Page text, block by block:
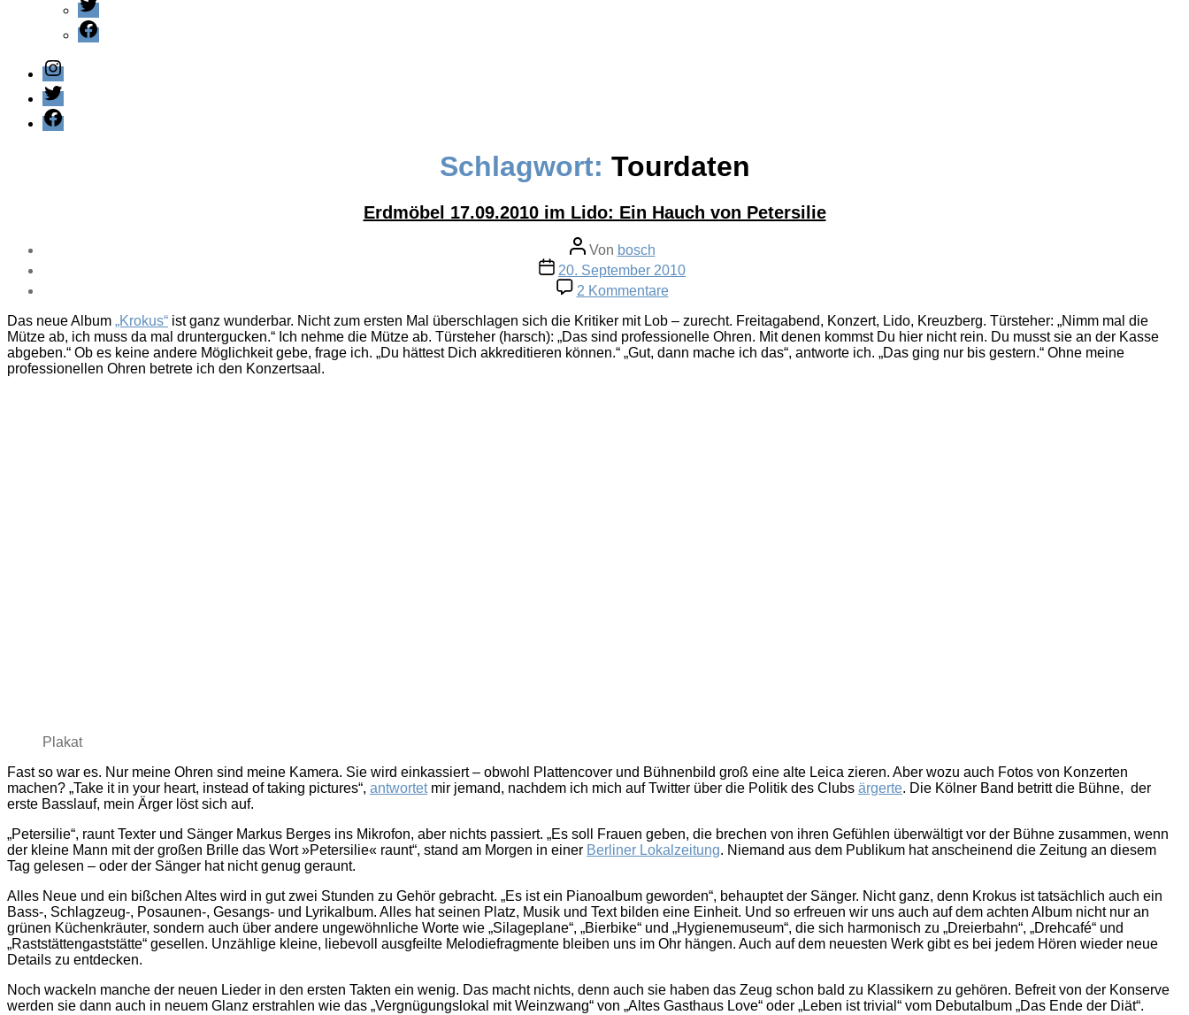
Facebook
Instagram
Twitter
Facebook
Schlagwort: Tourdaten
Erdmöbel 17.09.2010 im Lido: Ein Hauch von Petersilie
Beitragsautor
Von bosch
Veröffentlichungsdatum
20. September 2010
2 Kommentarezu
Erdmöbel
17.09.2010
im
Lido:
Das neue Album „Krokus“ ist ganz wunderbar. Nicht zum ersten Mal überschlagen sich die Kritiker mit Lob – zurecht. Freitagabend, Konzert, Lido, Kreuzberg. Türsteher: „Nimm mal die
Mütze ab, ich muss da mal druntergucken.“ Ich nehme die Mütze ab. Türsteher (harsch): „Das sind professionelle Ohren. Mit denen kommst Du hier nicht rein. Du musst sie an der Kasse
abgeben.“ Ob es keine andere Möglichkeit gebe, frage ich. „Du hättest Dich akkreditieren können.“ „Gut, dann mache ich das“, antworte ich. „Das ging nur bis gestern.“ Ohne meine
professionellen Ohren betrete ich den Konzertsaal.
Plakat
Fast so war es. Nur meine Ohren sind meine Kamera. Sie wird einkassiert – obwohl Plattencover und Bühnenbild groß eine alte Leica zieren. Aber wozu auch Fotos von Konzerten
machen? „Take it in your heart, instead of taking pictures“, antwortetmir jemand, nachdem ich mich auf Twitter über die Politik des Clubs ärgerte. Die Kölner Band betritt die Bühne, der
erste Basslauf, mein Ärger löst sich auf.
„Petersilie“, raunt Texter und Sänger Markus Berges ins Mikrofon, aber nichts passiert. „Es soll Frauen geben, die brechen von ihren Gefühlen überwältigt vor der Bühne zusammen, wenn
der kleine Mann mit der großen Brille das Wort »Petersilie« raunt“, stand am Morgen in einer Berliner Lokalzeitung. Niemand aus dem Publikum hat anscheinend die Zeitung an diesem
Tag gelesen – oder der Sänger hat nicht genug geraunt.
Alles Neue und ein bißchen Altes wird in gut zwei Stunden zu Gehör gebracht. „Es ist ein Pianoalbum geworden“, behauptet der Sänger. Nicht ganz, denn Krokus ist tatsächlich auch ein
Bass-, Schlagzeug-, Posaunen-, Gesangs- und Lyrikalbum. Alles hat seinen Platz, Musik und Text bilden eine Einheit. Und so erfreuen wir uns auch auf dem achten Album nicht nur an
grünen Küchenkräuter, sondern auch über andere ungewöhnliche Worte wie „Silageplane“, „Bierbike“ und „Hygienemuseum“, die sich harmonisch zu „Dreierbahn“, „Drehcafé“ und
„Raststättengaststätte“ gesellen. Unzählige kleine, liebevoll ausgfeilte Melodiefragmente bleiben uns im Ohr hängen. Auch auf dem neuesten Werk gibt es bei jedem Hören wieder neue
Details zu entdecken.
Noch wackeln manche der neuen Lieder in den ersten Takten ein wenig. Das macht nichts, denn auch sie haben das Zeug schon bald zu Klassikern zu gehören. Befreit von der Konserve
werden sie dann auch in neuem Glanz erstrahlen wie das „Vergnügungslokal mit Weinzwang“ von „Altes Gasthaus Love“ oder „Leben ist trivial“ vom Debutalbum „Das Ende der Diät“.